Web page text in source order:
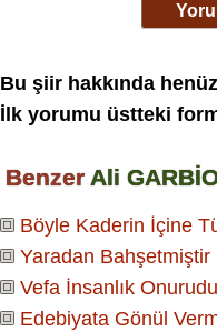
Bu şiir hakkında
İlk yorumu üstteki
Benzer Ali
Böyle Kaderin İçine
Yaradan Bahşetmiştir
Vefa İnsanlık
Edebiyata Gönül